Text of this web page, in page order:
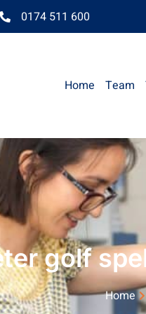
0174 511 600
Home Team
golf
Home